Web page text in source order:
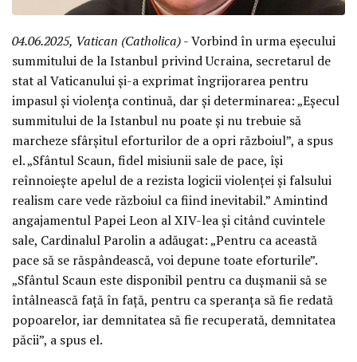
04.06.2025, Vatican (Catholica)- Vorbind în urma eșecului
summitului de la Istanbul privind Ucraina, secretarul de
stat al Vaticanului și-a exprimat îngrijorarea pentru
impasul și violența continuă, dar și determinarea: „Eșecul
summitului de la Istanbul nu poate și nu trebuie să
marcheze sfârșitul eforturilor de a opri războiul”, a spus
el. „Sfântul Scaun, fidel misiunii sale de pace, își
reînnoiește apelul de a rezista logicii violenței și falsului
realism care vede războiul ca fiind inevitabil.” Amintind
angajamentul Papei Leon al XIV-lea și citând cuvintele
sale, Cardinalul Parolin a adăugat: „Pentru ca această
pace să se răspândească, voi depune toate eforturile”.
„Sfântul Scaun este disponibil pentru ca dușmanii să se
întâlnească față în față, pentru ca speranța să fie redată
popoarelor, iar demnitatea să fie recuperată, demnitatea
păcii”, a spus el.